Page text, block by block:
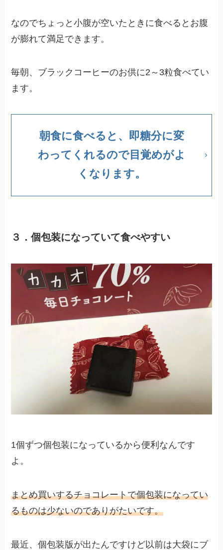
なのでちょっと小腹が空いたときに食べるとお腹
が膨れて満足できます。
毎朝、ブラックコーヒーのお供に2～3粒食べてい
ます。
朝食に食べると、即糖分に変
わってくれるので目覚めがよ
くなります。
３．個包装になっていて食べやすい
1個ずつ個包装になっているから便利なんです
よ。
まとめ買いするチョコレートで個包装になってい
るものは少ないのでありがたいです。
最近、個包装版が出たんですけど以前は大袋にブ